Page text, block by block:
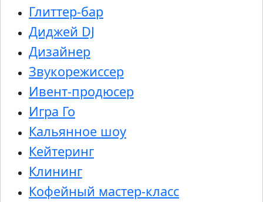
Глиттер-бар
Диджей DJ
Дизайнер
Звукорежиссер
Ивент-продюсер
Игра Го
Кальянное шоу
Кейтеринг
Клининг
Кофейный мастер-класс